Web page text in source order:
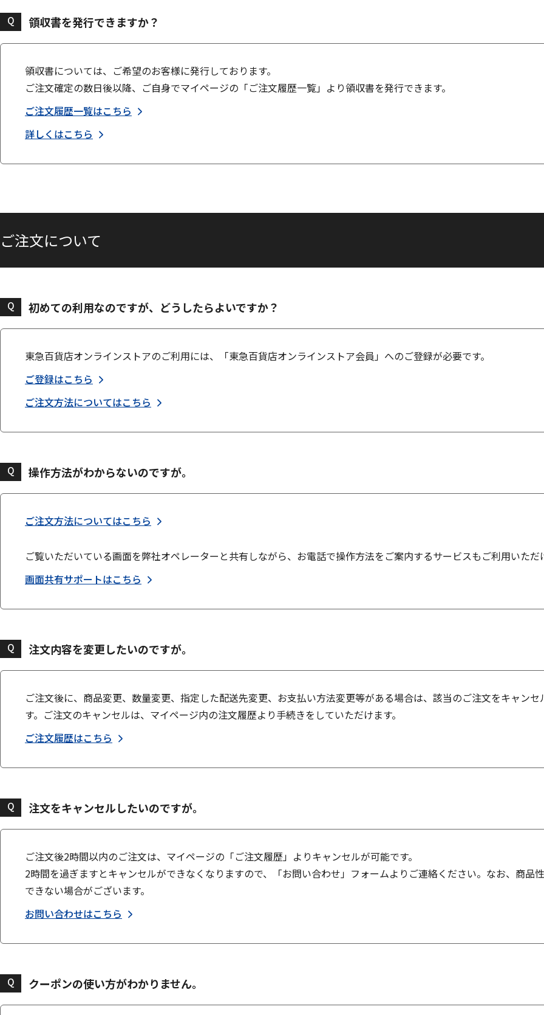
Q 領収書を発行できますか？
領収書については、ご希望のお客様に発行しております。
ご注文確定の数日後以降、ご自身でマイページの「ご注文履歴一覧」より領収書を発行できます。
ご注文履歴一覧はこちら
詳しくはこちら
ご注文について
Q 初めての利用なのですが、どうしたらよいですか？
東急百貨店オンラインストアのご利用には、「東急百貨店オンラインストア会員」へのご登録が必要です。
ご登録はこちら
ご注文方法についてはこちら
Q 操作方法がわからないのですが。
ご注文方法についてはこちら
ご覧いただいている画面を弊社オペレーターと共有しながら、お電話で操作方法をご案内するサービスもご利用いただ
画面共有サポートはこちら
Q 注文内容を変更したいのですが。
ご注文後に、商品変更、数量変更、指定した配送先変更、お支払い方法変更等がある場合は、該当のご注文をキャン
す。ご注文のキャンセルは、マイページ内の注文履歴より手続きをしていただけます。
ご注文履歴はこちら
Q 注文をキャンセルしたいのですが。
ご注文後2時間以内のご注文は、マイページの「ご注文履歴」よりキャンセルが可能です。
2時間を過ぎますとキャンセルができなくなりますので、「お問い合わせ」フォームよりご連絡ください。なお、商品
できない場合がございます。
お問い合わせはこちら
Q クーポンの使い方がわかりません。